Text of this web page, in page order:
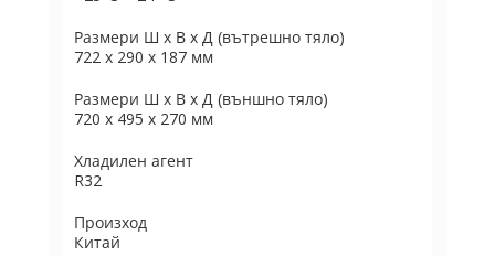
Размери Ш х В х Д (вътрешно тяло)
722 х 290 х 187 мм
Размери Ш х В х Д (външно тяло)
720 х 495 х 270 мм
Хладилен агент
R32
Произход
Китай